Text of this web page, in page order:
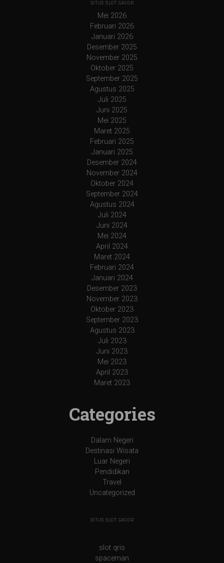
SITUS SLOT GACOR
Mei 2026
Februari 2026
Januari 2026
Desember 2025
November 2025
Oktober 2025
September 2025
Agustus 2025
Juli 2025
Juni 2025
Mei 2025
Maret 2025
Februari 2025
Januari 2025
Desember 2024
November 2024
Oktober 2024
September 2024
Agustus 2024
Juli 2024
Juni 2024
Mei 2024
April 2024
Maret 2024
Februari 2024
Januari 2024
Desember 2023
November 2023
Oktober 2023
September 2023
Agustus 2023
Juli 2023
Juni 2023
Mei 2023
April 2023
Maret 2023
Categories
Dalam Negeri
Destinasi Wisata
Luar Negeri
Pendidikan
Travel
Uncategorized
SITUS SLOT GACOR
slot qris
spaceman